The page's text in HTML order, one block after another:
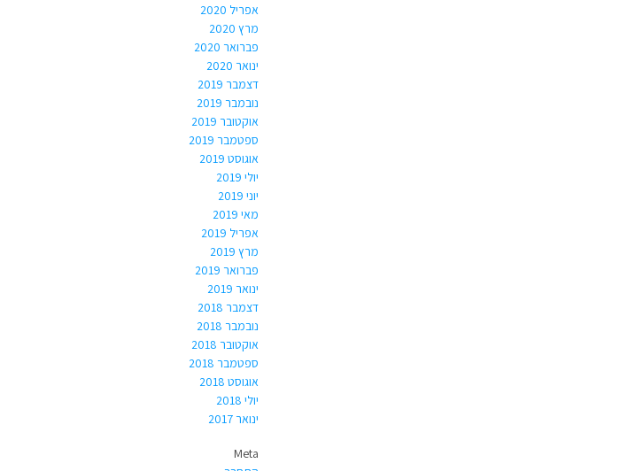
אפריל 2020
מרץ 2020
פברואר 2020
ינואר 2020
דצמבר 2019
נובמבר 2019
אוקטובר 2019
ספטמבר 2019
אוגוסט 2019
יולי 2019
יוני 2019
מאי 2019
אפריל 2019
מרץ 2019
פברואר 2019
ינואר 2019
דצמבר 2018
נובמבר 2018
אוקטובר 2018
ספטמבר 2018
אוגוסט 2018
יולי 2018
ינואר 2017
Meta